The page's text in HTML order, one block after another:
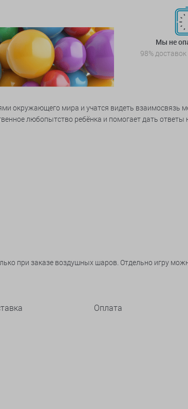
Мы не
98%
окружающего мира и учатся видеть взаимосвязь
любопытство ребёнка и помогает дать
при заказе воздушных шаров. Отдельно игру
Оплата